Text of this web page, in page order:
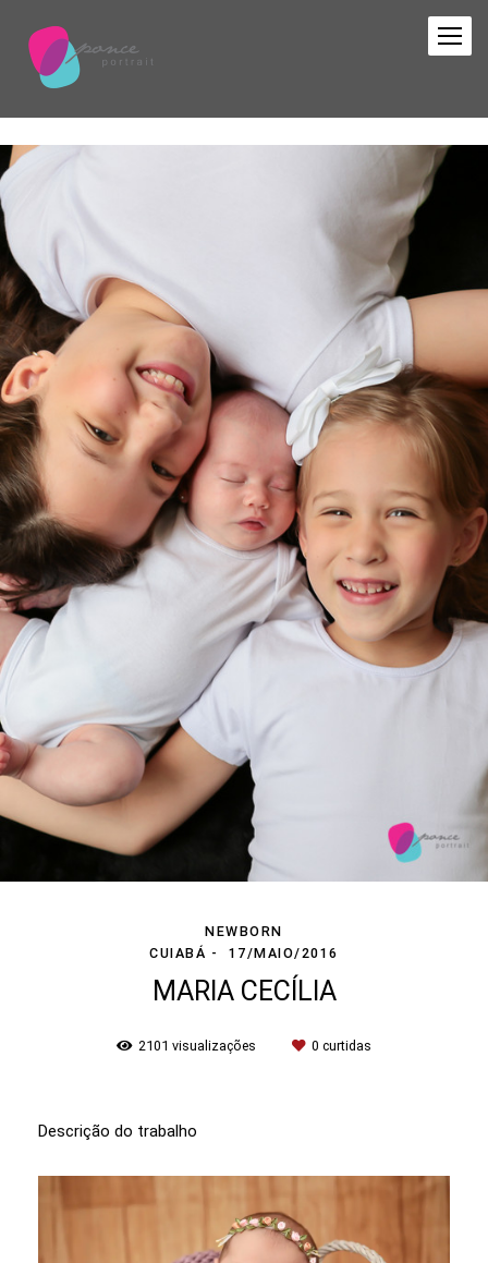
NEWBORN
CUIABÁ
17/MAIO/2016
MARIA CECÍLIA
2101 visualizações 0 curtidas
Descrição do trabalho